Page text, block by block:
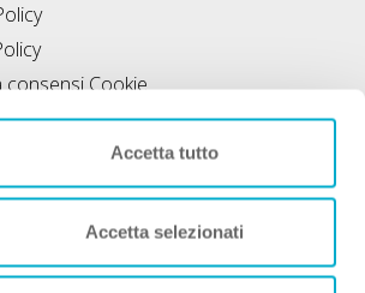
Accetta tutto
Accetta selezionati
Cookie
di utilizzo
di inclusione